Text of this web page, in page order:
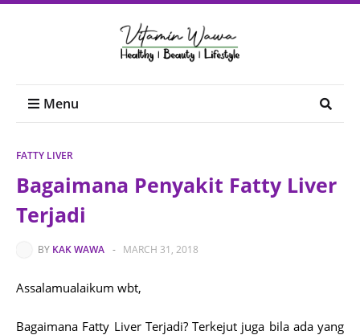
Menu
FATTY LIVER
Bagaimana Penyakit Fatty Liver
Terjadi
BY KAK WAWA - MARCH 31, 2018
Assalamualaikum wbt,
Bagaimana Fatty Liver Terjadi? Terkejut juga bila ada yang